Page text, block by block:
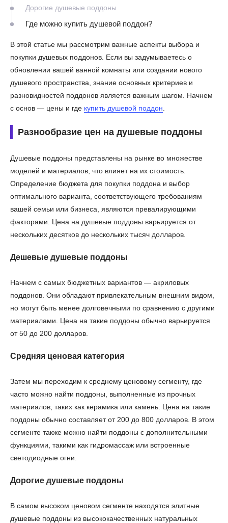
Дорогие душевые поддоны
Где можно купить душевой поддон?
В этой статье мы рассмотрим важные аспекты выбора и
покупки душевых поддонов. Если вы задумываетесь о
обновлении вашей ванной комнаты или создании нового
душевого пространства, знание основных критериев и
разновидностей поддонов является важным шагом. Начнем
с основ — цены и где купить душевой поддон
Разнообразие цен на душевые поддоны
Душевые поддоны представлены на рынке во множестве
моделей и материалов, что влияет на их стоимость.
Определение бюджета для покупки поддона и выбор
оптимального варианта, соответствующего требованиям
вашей семьи или бизнеса, являются превалирующими
факторами. Цена на душевые поддоны варьируется от
нескольких десятков до нескольких тысяч долларов.
Дешевые душевые поддоны
Начнем с самых бюджетных вариантов — акриловых
поддонов. Они обладают привлекательным внешним видом,
но могут быть менее долговечными по сравнению с другими
материалами. Цена на такие поддоны обычно варьируется
от 50 до 200 долларов.
Средняя ценовая категория
Затем мы переходим к среднему ценовому сегменту, где
часто можно найти поддоны, выполненные из прочных
материалов, таких как керамика или камень. Цена на такие
поддоны обычно составляет от 200 до 800 долларов. В этом
сегменте также можно найти поддоны с дополнительными
функциями, такими как гидромассаж или встроенные
светодиодные огни.
Дорогие душевые поддоны
В самом высоком ценовом сегменте находятся элитные
душевые поддоны из высококачественных натуральных